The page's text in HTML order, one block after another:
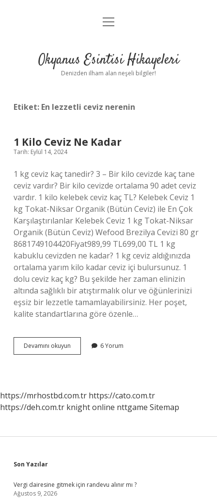
Anasayfa
Yasal Uyarı
menüyü
Okyanus Esintisi Hikayeleri
Denizden ilham alan neşeli bilgiler!
Etiket: En lezzetli ceviz nerenin
1 Kilo Ceviz Ne Kadar
Tarih: Eylül 14, 2024
1 kg ceviz kaç tanedir? 3 – Bir kilo cevizde kaç tane
ceviz vardır? Bir kilo cevizde ortalama 90 adet ceviz
vardır. 1 kilo kelebek ceviz kaç TL? Kelebek Ceviz 1
kg Tokat-Niksar Organik (Bütün Ceviz) ile En Çok
Karşılaştırılanlar Kelebek Ceviz 1 kg Tokat-Niksar
Organik (Bütün Ceviz) Wefood Brezilya Cevizi 80 gr
8681749104420Fiyat989,99 TL699,00 TL 1 kg
kabuklu cevizden ne kadar? 1 kg ceviz aldığınızda
ortalama yarım kilo kadar ceviz içi bulursunuz. 1
dolu ceviz kaç kg? Bu şekilde her zaman elinizin
altında sağlıklı bir atıştırmalık olur ve öğünlerinizi
eşsiz bir lezzetle tamamlayabilirsiniz. Her poşet,
kalite standartlarına göre özenle…
Devamını okuyun
Kilo
6 Yorum
https://mrhostbd.com.tr https://cato.com.tr
https://deh.com.tr knight online nttgame Sitemap
Sidebar
Son Yazılar
Vergi dairesine gitmek için randevu alınır mı ?
Ağustos 9, 2026